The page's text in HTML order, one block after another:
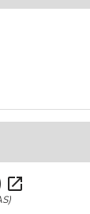
open_in_new